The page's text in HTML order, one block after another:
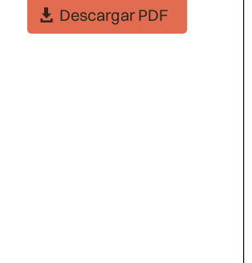
Descargar PDF